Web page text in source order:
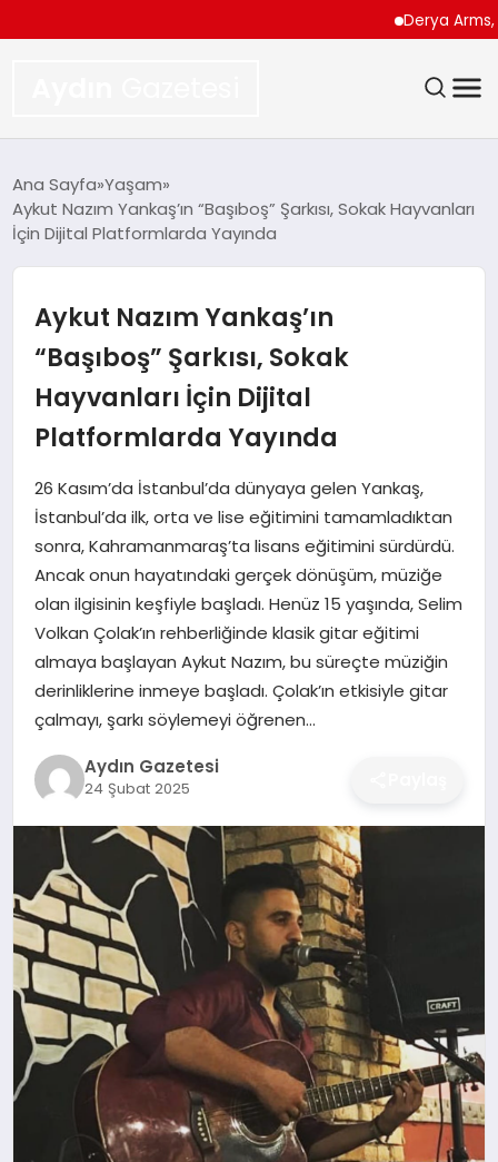
Derya Arms,
TEKNOLOJI
EKONOMI
SIYASET
MAGAZIN
SAĞLIK
EĞITIM
DÜNYA
Ana Sayfa Yaşam
Aykut Nazım Yankaş’ın “Başıboş” Şarkısı, Sokak Hayvanları
İçin Dijital Platformlarda Yayında
Aykut Nazım Yankaş’ın
“Başıboş” Şarkısı, Sokak
Hayvanları İçin Dijital
Platformlarda Yayında
26 Kasım’da İstanbul’da dünyaya gelen Yankaş,
İstanbul’da ilk, orta ve lise eğitimini tamamladıktan
sonra, Kahramanmaraş’ta lisans eğitimini sürdürdü.
Ancak onun hayatındaki gerçek dönüşüm, müziğe
olan ilgisinin keşfiyle başladı. Henüz 15 yaşında, Selim
Volkan Çolak’ın rehberliğinde klasik gitar eğitimi
almaya başlayan Aykut Nazım, bu süreçte müziğin
derinliklerine inmeye başladı. Çolak’ın etkisiyle gitar
çalmayı, şarkı söylemeyi öğrenen…
Aydın Gazetesi
24 Şubat 2025